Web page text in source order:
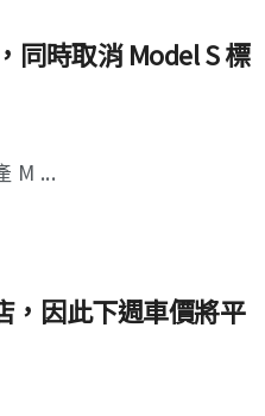
同時取消 Model S 標
M ...
，因此下週車價將平